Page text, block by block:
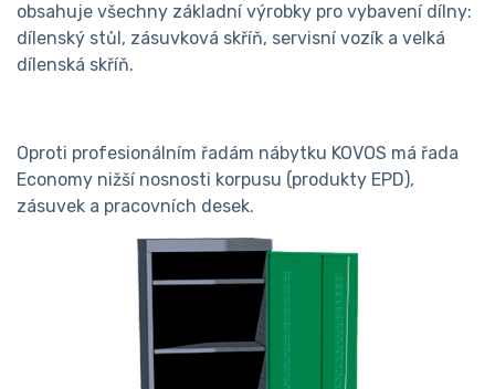
obsahuje všechny základní výrobky pro vybavení dílny:
dílenský stůl, zásuvková skříň, servisní vozík a velká
dílenská skříň.
Oproti profesionálním řadám nábytku KOVOS má řada
Economy nižší nosnosti korpusu (produkty EPD),
zásuvek a pracovních desek.